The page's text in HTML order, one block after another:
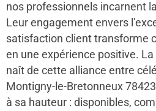
nos professionnels incarnent
Leur engagement envers
satisfaction client transforme
en une expérience positive.
naît de cette alliance entre
Montigny-le-Bretonneux
à sa hauteur : disponibles,